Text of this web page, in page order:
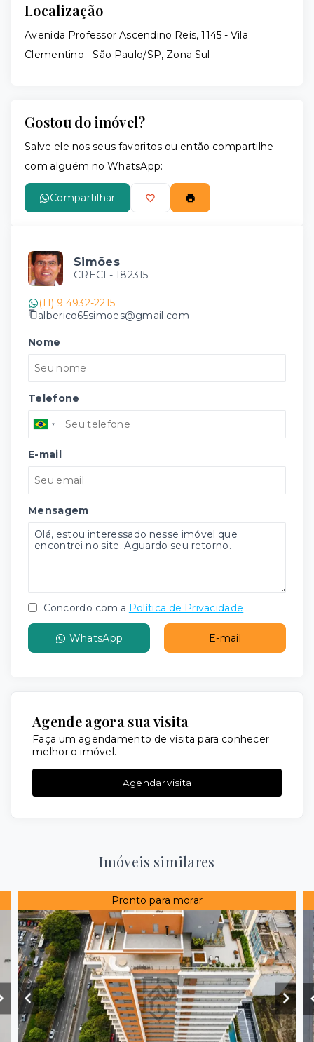
Localização
Avenida Professor Ascendino Reis, 1145 - Vila
Clementino - São Paulo/SP, Zona Sul
Gostou do imóvel?
Salve ele nos seus favoritos ou então compartilhe
com alguém no WhatsApp:
Compartilhar
Simões
CRECI - 182315
(11) 9 4932-2215
alberico65simoes@gmail.com
Nome
Telefone
E-mail
Mensagem
Concordo com a Política de Privacidade
WhatsApp E-mail
Agende agora sua visita
Faça um agendamento de visita para conhecer
melhor o imóvel.
Agendar visita
Imóveis similares
Pronto para morar